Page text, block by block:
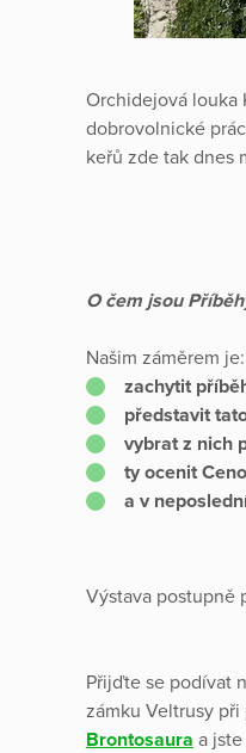
Orchidejová louka
dobrovolnické
keřů zde tak dnes
O čem jsou
Našim záměrem je:
zachytit
představit
vybrat z nich
ty ocenit
a v
Výstava postupně
Přijďte se podívat
zámku Veltrusy
Brontosaura a